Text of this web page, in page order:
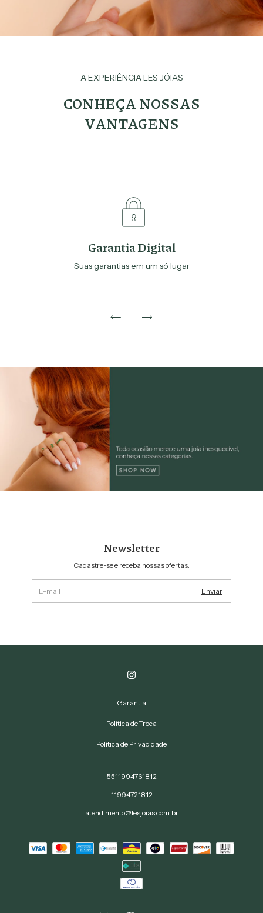
A EXPERIÊNCIA LES JÓIAS
CONHEÇA NOSSAS
VANTAGENS
Garantia Digital
Suas garantias em um só lugar
Newsletter
Cadastre-se e receba nossas ofertas.
Garantia
Política de Troca
Política de Privacidade
5511994761812
11994721812
atendimento@lesjoias.com.br